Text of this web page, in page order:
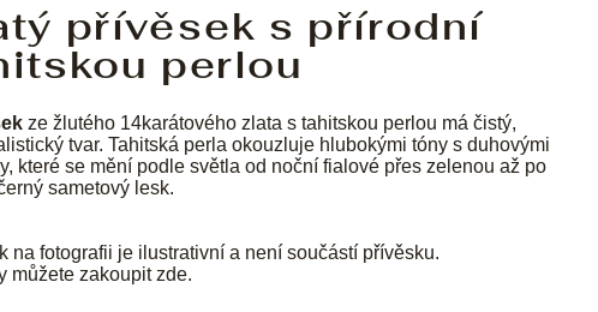
přívěsek s přírodní
perlou
ze žlutého 14karátového zlata s tahitskou perlou má čistý,
tvar. Tahitská perla okouzluje hlubokými tóny s duhovými
které se mění podle světla od noční fialové přes zelenou až po
sametový lesk.
na fotografii je ilustrativní a není součástí přívěsku.
můžete zakoupitzde.